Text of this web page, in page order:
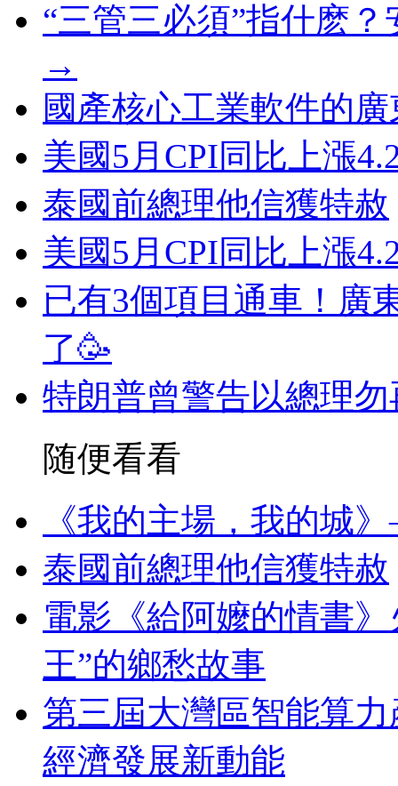
“三管三必須”指什麽
→
國產核心工業軟件的
美國5月CPI同比上漲
泰國前總理他信獲特赦
美國5月CPI同比上漲
已有3個項目通車！廣
了🥳
特朗普曾警告以總理
随便看看
《我的主場，我的城
泰國前總理他信獲特赦
電影《給阿嬤的情書
王”的鄉愁故事
第三屆大灣區智能算
經濟發展新動能